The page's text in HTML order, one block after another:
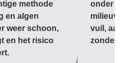
methode
en algen
weer schoon,
en het risico
onder
vuil,
zonder